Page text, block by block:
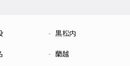
黒松内
蘭越